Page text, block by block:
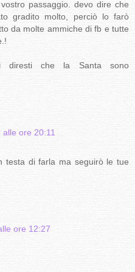
passaggio. devo dire che
gradito molto, perciò lo farò
da molte ammiche di fb e tutte
diresti che la Santa sono
ore 20:11
testa di farla ma seguirò le tue
ore 12:27